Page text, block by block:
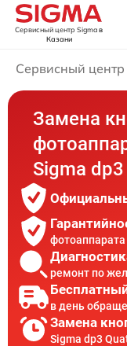
Сервисный центр Sigmaв
Казани
Сервисный центр
Замена
Sigma
ремонт по
в день
Замена
Sigma dp3